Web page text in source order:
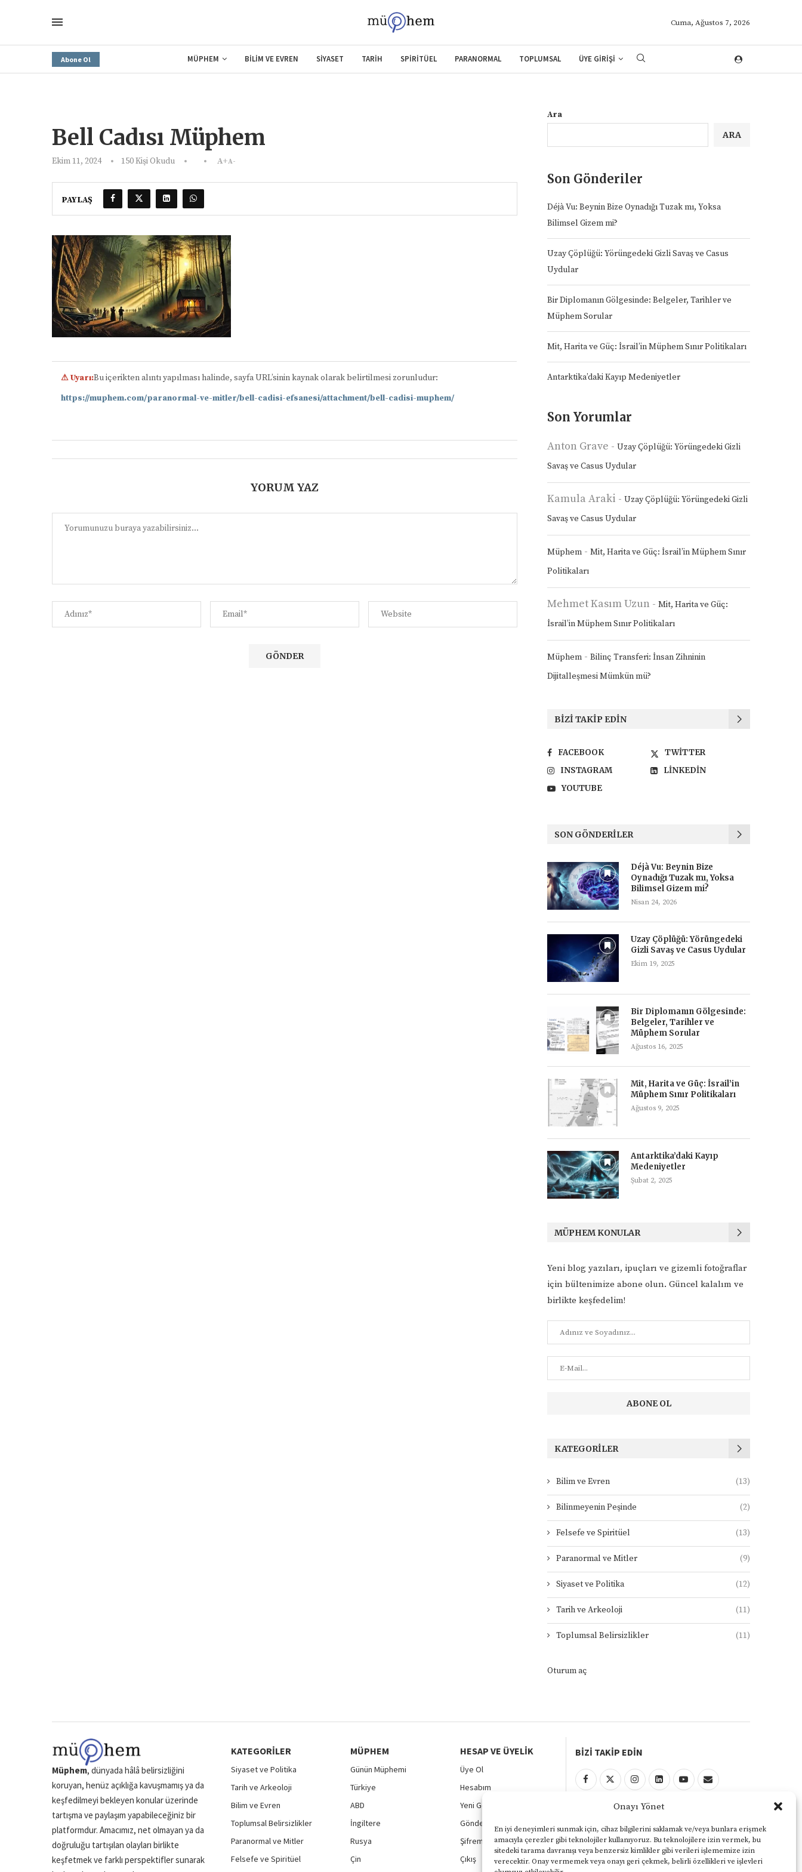
Onayı Yönet
En iyi deneyimleri sunmak için, cihaz bilgilerini saklamak ve/veya bunlara erişmek
amacıyla çerezler gibi teknolojiler kullanıyoruz. Bu teknolojilere izin vermek, bu
sitedeki tarama davranışı veya benzersiz kimlikler gibi verileri işlememize izin
verecektir. Onay vermemek veya onayı geri çekmek, belirli özellikleri ve işlevleri
Cuma, Ağustos 7, 2026
Abone Ol MÜPHEM BİLİM VE EVREN SİYASET TARİH SPİRİTÜEL PARANORMAL TOPLUMSAL ÜYE GİRİŞİ
Bell Cadısı Müphem
Ekim 11, 2024 150Kişi Okudu A+A-
PAYLAŞ
⚠ Uyarı:Bu içerikten alıntı yapılması halinde, sayfa URL’sinin kaynak olarak belirtilmesi zorunludur:
https://muphem.com/paranormal-ve-mitler/bell-cadisi-efsanesi/attachment/bell-cadisi-muphem/
YORUM YAZ
Ara
ARA
Son Gönderiler
Déjà Vu: Beynin Bize Oynadığı Tuzak mı, Yoksa
Bilimsel Gizem mi?
Uzay Çöplüğü: Yörüngedeki Gizli Savaş ve Casus
Uydular
Bir Diplomanın Gölgesinde: Belgeler, Tarihler ve
Müphem Sorular
Mit, Harita ve Güç: İsrail’in Müphem Sınır Politikaları
Antarktika’daki Kayıp Medeniyetler
Son Yorumlar
Anton Grave - Uzay Çöplüğü: Yörüngedeki Gizli
Savaş ve Casus Uydular
Kamula Araki - Uzay Çöplüğü: Yörüngedeki Gizli
Savaş ve Casus Uydular
Müphem - Mit, Harita ve Güç: İsrail’in Müphem Sınır
Politikaları
Mehmet Kasım Uzun - Mit, Harita ve Güç:
İsrail’in Müphem Sınır Politikaları
Müphem - Bilinç Transferi: İnsan Zihninin
Dijitalleşmesi Mümkün mü?
BIZI TAKIP EDIN
FACEBOOK
TWITTER
INSTAGRAM
LINKEDIN
YOUTUBE
SON GÖNDERILER
Déjà Vu: Beynin Bize
Oynadığı Tuzak mı, Yoksa
Bilimsel Gizem mi?
Nisan 24, 2026
Uzay Çöplüğü: Yörüngedeki
Gizli Savaş ve Casus Uydular
Ekim 19, 2025
Bir Diplomanın Gölgesinde:
Belgeler, Tarihler ve
Müphem Sorular
Ağustos 16, 2025
Mit, Harita ve Güç: İsrail’in
Müphem Sınır Politikaları
Ağustos 9, 2025
Antarktika’daki Kayıp
Medeniyetler
Şubat 2, 2025
MÜPHEM KONULAR
Yeni blog yazıları, ipuçları ve gizemli fotoğraflar
için bültenimize abone olun. Güncel kalalım ve
birlikte keşfedelim!
KATEGORILER
Bilim ve Evren (13)
Bilinmeyenin Peşinde (2)
Felsefe ve Spiritüel (13)
Paranormal ve Mitler (9)
Siyaset ve Politika (12)
Tarih ve Arkeoloji (11)
Toplumsal Belirsizlikler (11)
Oturum aç
Müphem, dünyada hâlâ belirsizliğini
koruyan, henüz açıklığa kavuşmamış ya da
keşfedilmeyi bekleyen konular üzerinde
tartışma ve paylaşım yapabileceğiniz bir
platformdur. Amacımız, net olmayan ya da
doğruluğu tartışılan olayları birlikte
keşfetmek ve farklı perspektifler sunarak
KATEGORILER
Siyaset ve Politika
Tarih ve Arkeoloji
Bilim ve Evren
Toplumsal Belirsizlikler
Paranormal ve Mitler
Felsefe ve Spiritüel
MÜPHEM
Günün Müphemi
Türkiye
ABD
İngiltere
Rusya
Çin
HESAP VE ÜYELIK
Üye Ol
Hesabım
Yeni Gönderi
Gönderilerim
Şifremi Unuttum
Çıkış
BİZİ TAKİP EDİN
KULLANIM ŞARTLARI
Gizlilik ve Çerezler Politikası
Yasal Uyarı
KVKK Aydınlatma Metni